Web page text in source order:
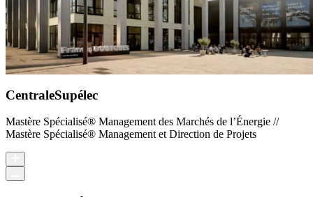
CentraleSupélec
Mastère Spécialisé® Management des Marchés de l’Énergie //
Mastère Spécialisé® Management et Direction de Projets